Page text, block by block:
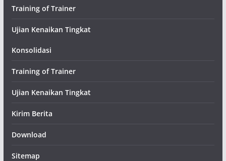
Training of Trainer
Ujian Kenaikan Tingkat
Konsolidasi
Training of Trainer
Ujian Kenaikan Tingkat
Kirim Berita
Download
Sitemap